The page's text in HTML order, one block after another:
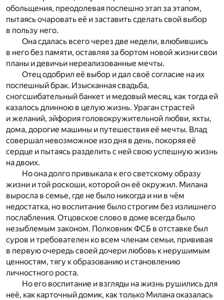
обольщения, преодолевая поспешно этап за этапом,
пытаясь очаровать её и заставить сделать свой выбор
в пользу него.
Она сдалась всего через две недели, влюбившись
в него без памяти, оставляя за бортом новой жизни свои
планы и девичьи нереализованные мечты.
Отец одобрил её выбор и дал своё согласие на их
поспешный брак. Изысканная свадьба,
сногсшибательный банкет и медовый месяц, как тогда ей
казалось длинною в целую жизнь. Ураган страстей
и желаний, эйфория головокружительной любви, яхты,
дома, дорогие машины и путешествия её мечты. Влад
совершал невозможное изо дня в день, покоряя её
сердце и пытаясь разделить с ней свою успешную жизнь
на двоих.
Но она долго привыкала к его светскому образу
жизни и той роскоши, которой он её окружил. Милана
выросла в семье, где не было никогда и ни в чём
недостатка, но воспитание было строгим без излишнего
послабления. Отцовское слово в доме всегда было
незыблемым законом. Полковник ФСБ в отставке был
суров и требователен ко всем членам семьи, прививая
в первую очередь своей дочери любовь к нерушимым
ценностям, тягу к образованию и становлению
личностного роста.
Но его воспитание и взгляды на жизнь рушились для
неё, как карточный домик, как только Милана оказалась